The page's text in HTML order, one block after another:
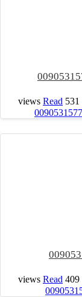
531 views
Read
409 views
Read